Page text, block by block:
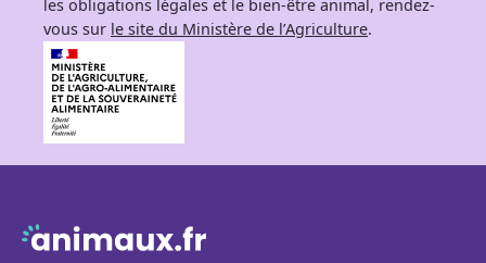
les obligations légales et le bien-être animal, rendez-
vous sur le site du Ministère de l’Agriculture.